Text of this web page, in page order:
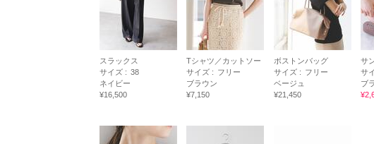
スラックス
サイズ : 38
ネイビー
¥16,500
Tシャツ／カットソー
サイズ : フリー
ブラウン
¥7,150
ボストンバッグ
サイズ : フリー
ベージュ
¥21,450
サ
サ
ブ